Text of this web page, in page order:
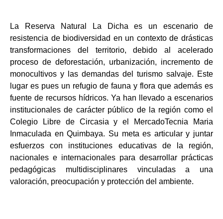
La Reserva Natural La Dicha es un escenario de
resistencia de biodiversidad en un contextode drásticas
transformaciones del territorio, debido al acelerado
proceso de deforestación, urbanización, incremento de
monocultivos y las demandas del turismo salvaje. Este
lugar es pues un refugio de fauna y flora que además es
fuente de recursos hídricos. Ya han llevado a escenarios
institucionales de carácter público de la región como el
Colegio Libre de Circasia y el MercadoTecnia Maria
Inmaculada en Quimbaya. Su meta es articular y juntar
esfuerzos con instituciones educativas de la región,
nacionales e internacionales para desarrollar prácticas
pedagógicas multidisciplinares vinculadas a una
valoración, preocupación y protección del ambiente.